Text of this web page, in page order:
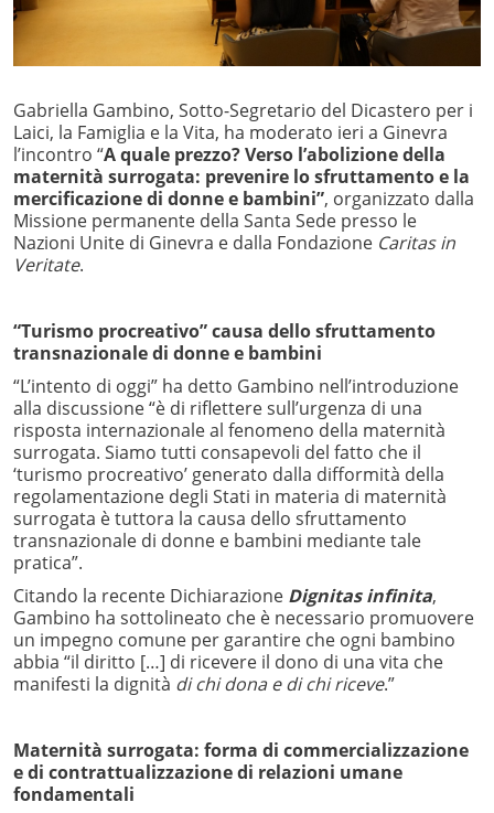
Gabriella Gambino, Sotto-Segretario del Dicastero per i
Laici, la Famiglia e la Vita, ha moderato ieri a Ginevra
l’incontro “A quale prezzo? Verso l’abolizione della
maternità surrogata: prevenire lo sfruttamento e la
mercificazione di donne e bambini”, organizzato dalla
Missione permanente della Santa Sede presso le
Nazioni Unite di Ginevra e dalla Fondazione Caritas in
Veritate.
“Turismo procreativo” causa dello sfruttamento
transnazionale di donne e bambini
“L’intento di oggi” ha detto Gambino nell’introduzione
alla discussione “è di riflettere sull’urgenza di una
risposta internazionale al fenomeno della maternità
surrogata. Siamo tutti consapevoli del fatto che il
‘turismo procreativo’ generato dalla difformità della
regolamentazione degli Stati in materia di maternità
surrogata è tuttora la causa dello sfruttamento
transnazionale di donne e bambini mediante tale
pratica”.
Citando la recente Dichiarazione Dignitas infinita,
Gambino ha sottolineato che è necessario promuovere
un impegno comune per garantire che ogni bambino
abbia “il diritto […] di ricevere il dono di una vita che
manifesti la dignità di chi dona e di chi riceve.”
Maternità surrogata: forma di commercializzazione
e di contrattualizzazione di relazioni umane
fondamentali